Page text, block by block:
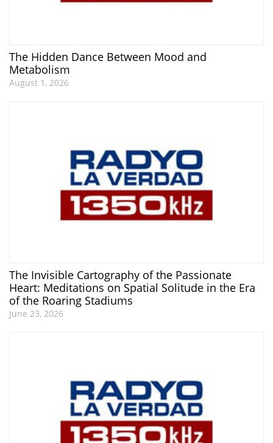
The Hidden Dance Between Mood and
Metabolism
August 1, 2026
The Invisible Cartography of the Passionate
Heart: Meditations on Spatial Solitude in the Era
of the Roaring Stadiums
June 23, 2026